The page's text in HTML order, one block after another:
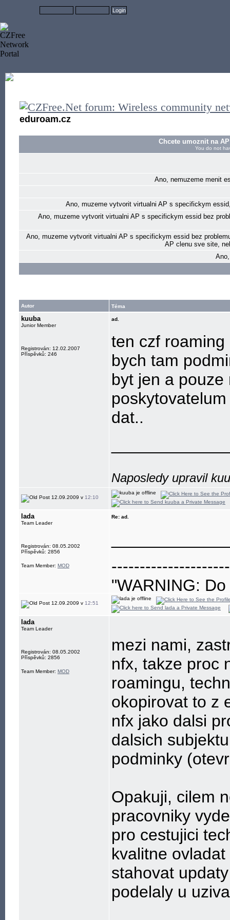
eduroam.cz
Chcete umoznit na
You do not
Ano, nemuzeme menit
Ano, muzeme vytvorit virtualni AP s specifickym
Ano, muzeme vytvorit virtualni AP s specifickym essid bez
Ano, muzeme vytvorit virtualni AP s specifickym essid bez
AP clenu sve site,
Autor Téma
kuuba
Junior Member
Registrován: 12.02.2007
Příspěvků: 246
ad.
ten czf
bych tam
byt jen a
dat..
Naposledy upravil
12.09.2009 v 12:10
lada
Team Leader
Registrován: 08.05.2002
Příspěvků: 2856
Team Member: MOD
Re: ad.
"WARNING:
eye"
12.09.2009 v 12:51
lada
Team Leader
Registrován: 08.05.2002
Příspěvků: 2856
Team Member: MOD
mezi nami,
nfx, takze proc
roamingu,
okopirovat to z
nfx jako dalsi
dalsich
podminky
Opakuji, cilem
pracovniky
pro cestujici
kvalitne
stahovat
podelaly u